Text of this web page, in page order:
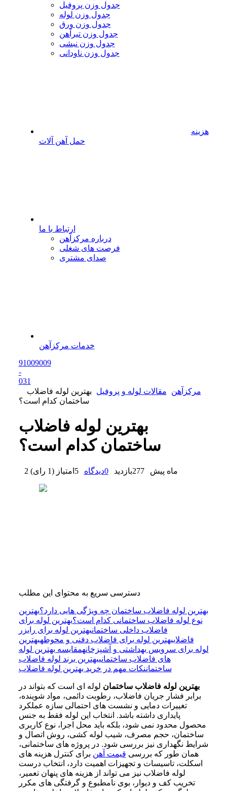
جدول وزن پروفیل
جدول وزن لوله
جدول وزن ورق
جدول وزن تیرآهن
جدول وزن نبشی
جدول وزن ناودانی
هزینه
حمل آهن آلات
ارتباط با ما
درباره مرکزآهن
فرصت های شغلی
صدای مشتری
خدمات مرکزآهن
91009009
-
031
مرکزآهن
مقالات لوله و پروفیل
بهترین لوله فاضلاب
ساختمان کدام است؟
بهترین لوله فاضلاب
ساختمان کدام است؟
2 ماه پیش 277بازدید 0دیدگاه 5 امتیاز (1 رای )
دسترسی سریع به محتوای این مطلب
بهترین لوله فاضلاب ساختمان چه ویژگی هایی دارد؟بهترین
نوع لوله فاضلاب ساختمانی کدام است؟بهترین لوله برای
فاضلاب داخلی ساختمانبهترین لوله برای رایزر
فاضلاببهترین لوله برای فاضلاب دفنی و محوطهبهترین
لوله برای سرویس بهداشتی و آشپزخانهمقایسه بهترین لوله
های فاضلاب ساختمانیبهترین برند لوله فاضلاب
ساختماننکات مهم در خرید بهترین لوله فاضلاب
بهترین لوله فاضلاب ساختمان لوله ای است که بتواند در
برابر فشار جریان فاضلاب، رطوبت دائمی، مواد شوینده،
تغییرات دمایی و نشست های احتمالی سازه عملکرد
پایداری داشته باشد. انتخاب این لوله فقط به جنس
محصول محدود نمی شود، بلکه باید محل اجرا، نوع کاربری
ساختمان، حجم مصرف، شیب لوله کشی، روش اتصال و
شرایط نگهداری نیز بررسی شود. در پروژه های ساختمانی،
همان طور که بررسی قیمت آهن برای کنترل هزینه های
اسکلت، تاسیسات و تجهیزات اهمیت دارد، انتخاب درست
لوله فاضلاب نیز می تواند از هزینه های پنهان تعمیر،
تخریب کف و دیوار، بوی نامطبوع و گرفتگی های مکرر